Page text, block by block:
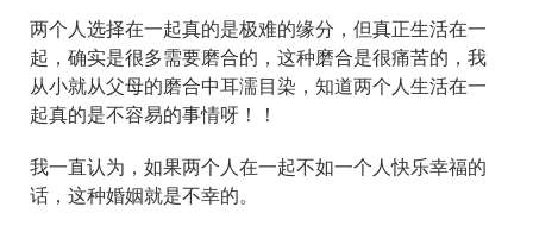
两个人选择在一起真的是极难的缘分，但真正生活在一
起，确实是很多需要磨合的，这种磨合是很痛苦的，我
从小就从父母的磨合中耳濡目染，知道两个人生活在一
起真的是不容易的事情呀！！
我一直认为，如果两个人在一起不如一个人快乐幸福的
话，这种婚姻就是不幸的。